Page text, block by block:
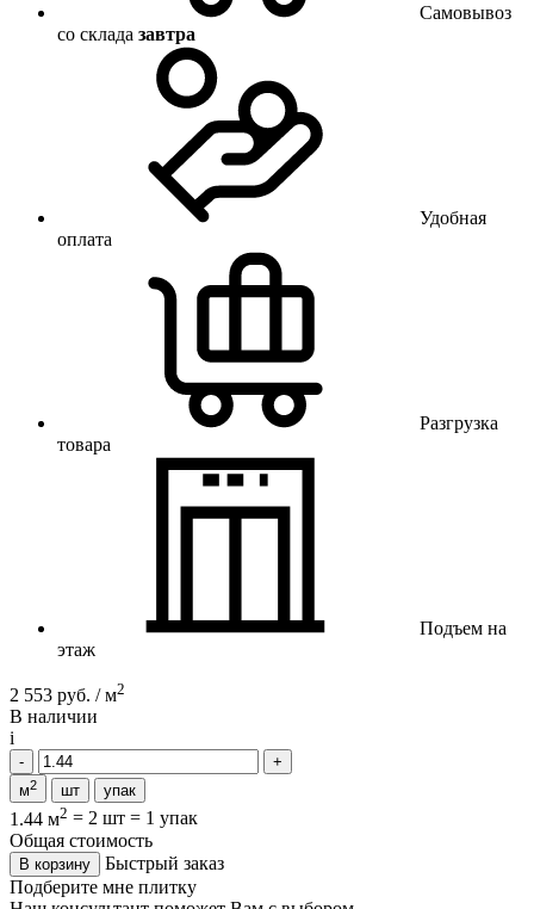
Самовывоз
со склада завтра
Удобная
оплата
Разгрузка
товара
Подъем на
этаж
2 553 руб. / м2
В наличии
i
м2 шт упак
1.44 м2 = 2 шт = 1 упак
Общая стоимость
В корзину
Быстрый заказ
Подберите мне плитку